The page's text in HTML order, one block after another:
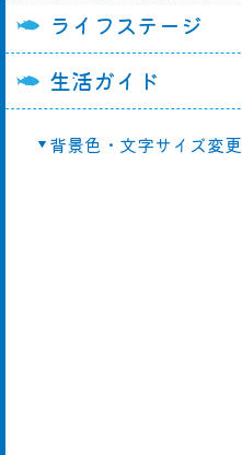
ライフステージ
生活ガイド
背景色・文字サイズ変更